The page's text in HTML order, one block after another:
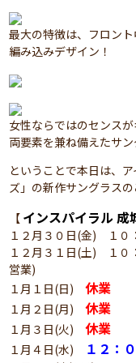
最大の特徴は、フロン
編み込みデザイン！
女性ならではのセンス
両要素を兼ね備えたサン
ということで本日は、
ズ」の新作サングラスの
【 インスパイラル 成
１２月３０日(金) １０
１２月３１日(土) １０
営業)
１月１日(日)休業
１月２日(月)休業
１月３日(火)休業
１月４日(水) １２：